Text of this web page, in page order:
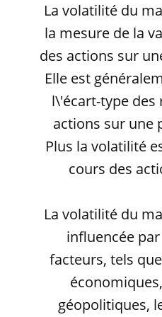
La volatilité du
la mesure de la
des actions sur
Elle est
l\'écart-type des
actions sur une
Plus la volatilité
cours des
La volatilité du
influencée
facteurs, tels
géopolitiques,